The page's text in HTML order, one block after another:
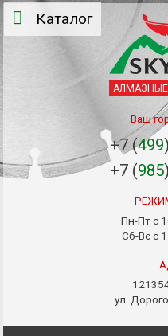
Ваш
+7 (499
+7 (985
Пн-Пт с
Сб-Вс с
ул.
Каталог